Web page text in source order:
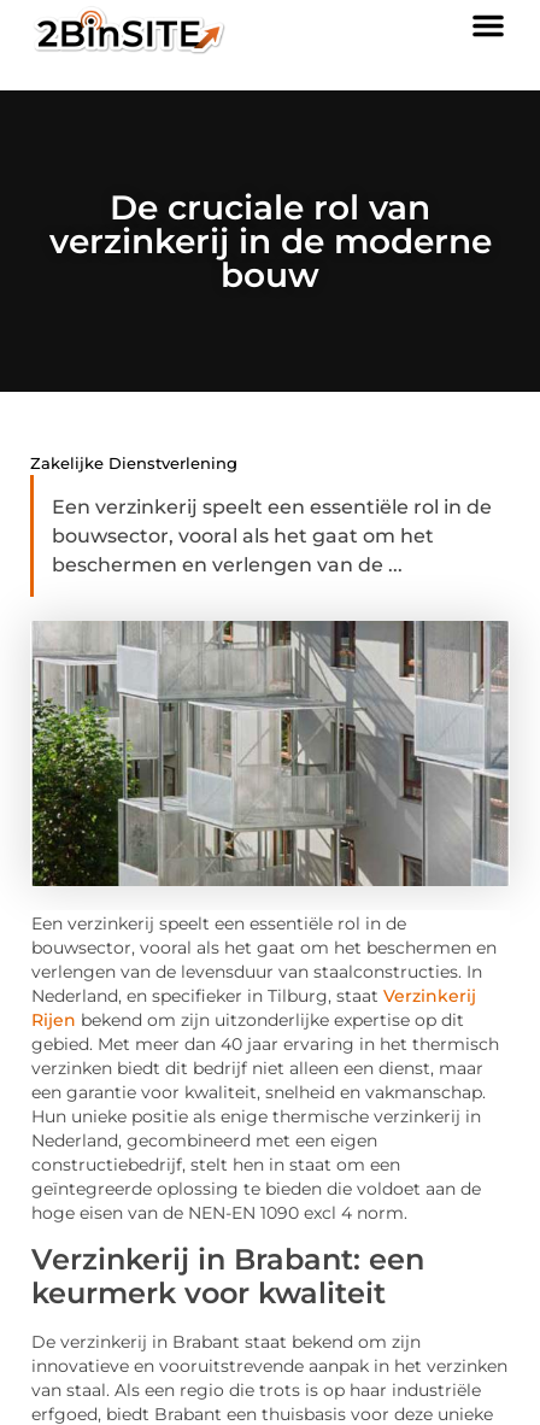
De cruciale rol van
verzinkerij in de moderne
bouw
Zakelijke Dienstverlening
Een verzinkerij speelt een essentiële rol in de
bouwsector, vooral als het gaat om het
beschermen en verlengen van de ...
Een verzinkerij speelt een essentiële rol in de
bouwsector, vooral als het gaat om het beschermen en
verlengen van de levensduur van staalconstructies. In
Nederland, en specifieker in Tilburg, staat Verzinkerij
Rijen bekend om zijn uitzonderlijke expertise op dit
gebied. Met meer dan 40 jaar ervaring in het thermisch
verzinken biedt dit bedrijf niet alleen een dienst, maar
een garantie voor kwaliteit, snelheid en vakmanschap.
Hun unieke positie als enige thermische verzinkerij in
Nederland, gecombineerd met een eigen
constructiebedrijf, stelt hen in staat om een
geïntegreerde oplossing te bieden die voldoet aan de
hoge eisen van de NEN-EN 1090 excl 4 norm.
Verzinkerij in Brabant: een
keurmerk voor kwaliteit
De verzinkerij in Brabant staat bekend om zijn
innovatieve en vooruitstrevende aanpak in het verzinken
van staal. Als een regio die trots is op haar industriële
erfgoed, biedt Brabant een thuisbasis voor deze unieke